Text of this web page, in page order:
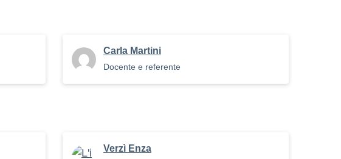
Carla Martini
Docente e referente
Verzì Enza